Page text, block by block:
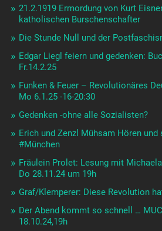
21.2.1919 Ermordung von Kurt
katholischen Burschenschafter
Die Stunde Null und der
Edgar Liegl feiern und gedenken:
Fr.14.2.25
Funken & Feuer – Revolutionäres
Mo 6.1.25 -16-20:30
Gedenken -ohne alle Sozialisten?
Erich und Zenzl Mühsam Hören und
#München
Fräulein Prolet: Lesung mit
Do 28.11.24 um 19h
Graf/Klemperer: Diese Revolution
Der Abend kommt so schnell …
18.10.24,19h